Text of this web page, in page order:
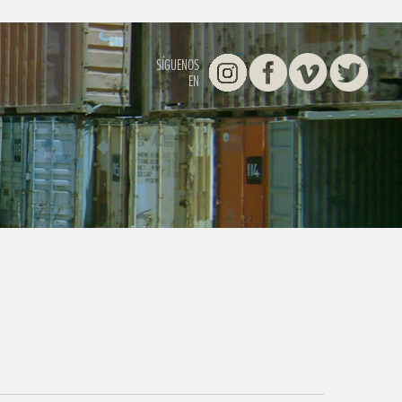
SÍGUENOS
EN
InstagramFacebookVimeoTwitter